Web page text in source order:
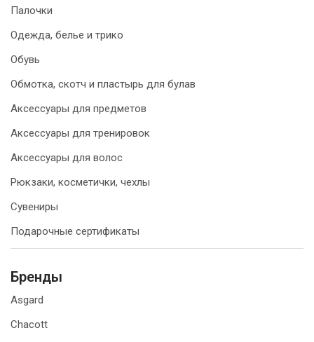
Палочки
Одежда, белье и трико
Обувь
Обмотка, скотч и пластырь для булав
Аксессуары для предметов
Аксессуары для тренировок
Аксессуары для волос
Рюкзаки, косметички, чехлы
Сувениры
Подарочные сертификаты
Бренды
Asgard
Chacott